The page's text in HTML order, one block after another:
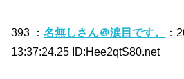
393 ：名無しさん＠涙目です。
：
13:37:24.25 ID:Hee2qtS80.net